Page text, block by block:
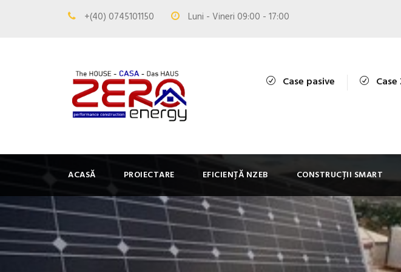
+(40) 0745101150 Luni - Vineri 09:00 - 17:00
Case pasive
ACASĂ PROIECTARE EFICIENȚĂ NZEB CONSTRUCȚII SMART